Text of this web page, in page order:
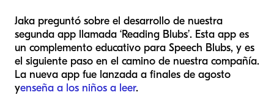
Jaka preguntó sobre el desarrollo de nuestra
segunda app llamada ‘Reading Blubs’. Esta app es
un complemento educativo para Speech Blubs, y es
el siguiente paso en el camino de nuestra compañía.
La nueva app fue lanzada a finales de agosto
yenseña a los niños a leer.